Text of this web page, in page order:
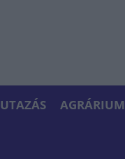
UTAZÁS AGRÁRIUM